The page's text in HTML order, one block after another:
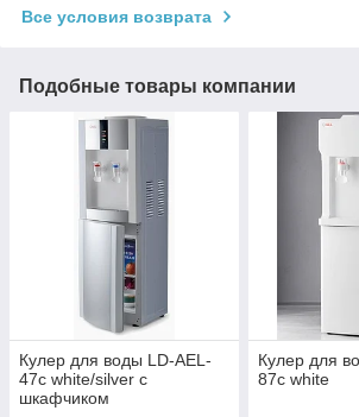
Все условия возврата
Подобные товары компании
Кулер для воды LD-AEL-
47c white/silver с
шкафчиком
Кулер для
87c white